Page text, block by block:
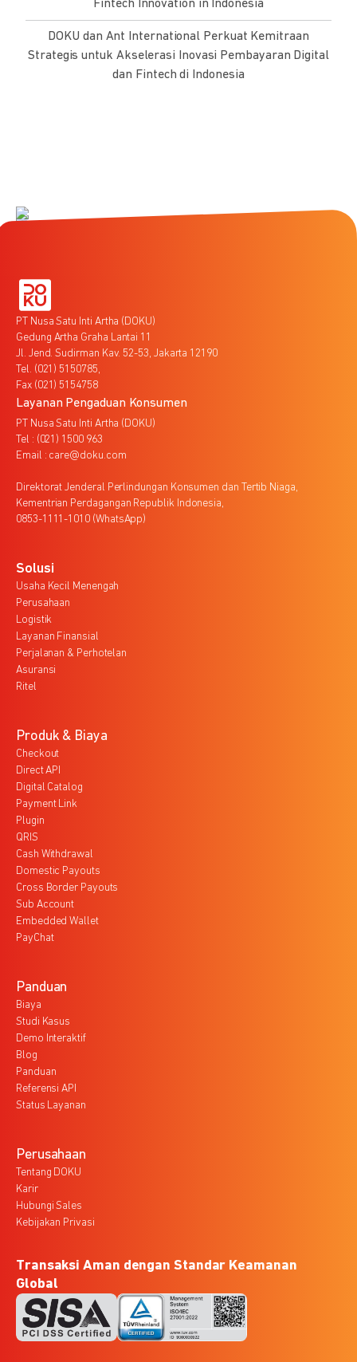
Fintech Innovation in Indonesia
DOKU dan Ant International Perkuat Kemitraan
Strategis untuk Akselerasi Inovasi Pembayaran Digital
dan Fintech di Indonesia
PT Nusa Satu Inti Artha (DOKU)
Gedung Artha Graha Lantai 11
Jl. Jend. Sudirman Kav. 52-53, Jakarta 12190
Tel. (021) 5150785,
Fax (021) 5154758
Layanan Pengaduan Konsumen
PT Nusa Satu Inti Artha (DOKU)
Tel : (021) 1500 963
Email : care@doku.com
Direktorat Jenderal Perlindungan Konsumen dan Tertib Niaga,
Kementrian Perdagangan Republik Indonesia,
0853-1111-1010 (WhatsApp)
Solusi
Usaha Kecil Menengah
Perusahaan
Logistik
Layanan Finansial
Perjalanan & Perhotelan
Asuransi
Ritel
Produk & Biaya
Checkout
Direct API
Digital Catalog
Payment Link
Plugin
QRIS
Cash Withdrawal
Domestic Payouts
Cross Border Payouts
Sub Account
Embedded Wallet
PayChat
Panduan
Biaya
Studi Kasus
Demo Interaktif
Blog
Panduan
Referensi API
Status Layanan
Perusahaan
Tentang DOKU
Karir
Hubungi Sales
Kebijakan Privasi
Transaksi Aman dengan Standar Keamanan
Global